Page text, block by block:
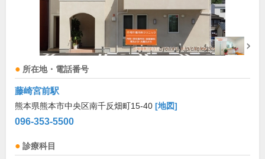
所在地・電話番号
藤崎宮前駅
熊本県熊本市中央区南千反畑町15-40 [地図]
096-353-5500
診療科目